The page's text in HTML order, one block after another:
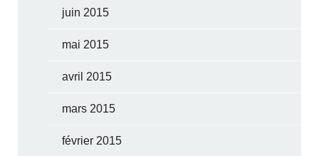
juin 2015
mai 2015
avril 2015
mars 2015
février 2015